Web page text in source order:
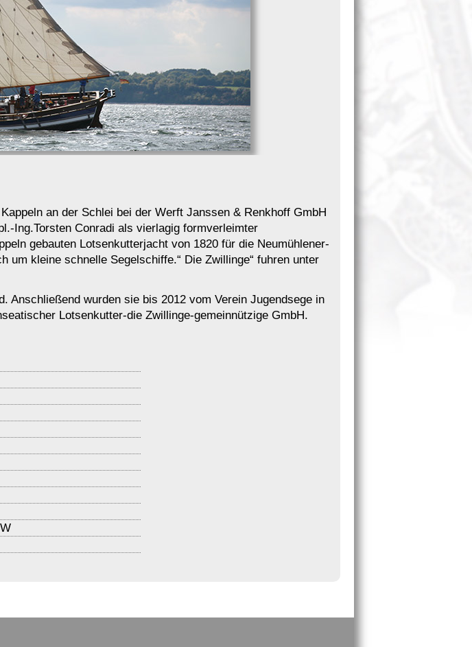
an der Schlei bei der Werft Janssen & Renkhoff GmbH
Ing.Torsten Conradi als vierlagig formverleimter
gebauten Lotsenkutterjacht von 1820 für die Neumühlener-
kleine schnelle Segelschiffe.“ Die Zwillinge“ fuhren unter
Anschließend wurden sie bis 2012 vom Verein Jugendsege in
Lotsenkutter-die Zwillinge-gemeinnützige GmbH.